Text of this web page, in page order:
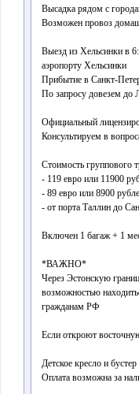
Высадка рядом с
Возможен провоз
Выезд из Хельсинки в
аэропорту Хельсинки
Прибытие в Санкт-
По запросу довезем до
Официальный
Консультируем в
Стоимость группового
- 119 евро или 11900
- 89 евро или 8900
- от порта Таллин до
Включен 1 багаж + 1
*ВАЖНО*
Через Эстонскую
возможностью
гражданам РФ
Если откроют
Детское кресло и
Оплата возможна за